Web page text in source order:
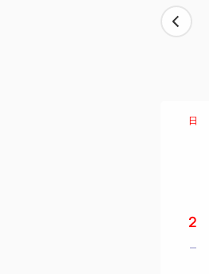
日
2